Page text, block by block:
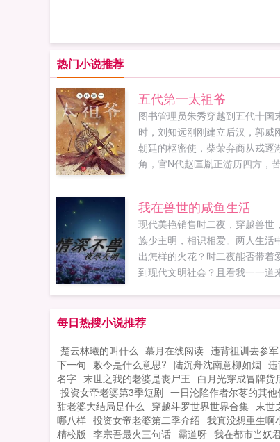
热门小说推荐
五代第一太祖爷
图书管理员朱秀穿越到五代十国
时，刘知远刚刚建立后汉，郭威
朝廷的枢密使，柴荣弃商从戎逐
角，官N代赵匡胤正游历四方，
知道这个时代的所有大腿，郭威
他决定跟随时代大流，一根根挨
紧，最大的梦想是混一个开国功
后，朱秀渐渐发现，最粗大腿竟
己！他才是那个注定结束乱世，
的太祖皇帝！如果您喜欢五代第
我在兽世的咸鱼生活
现代美艳销售时二夜，穿越兽世
族少主明，相识相爱。两人生活
出怎样的火花？时二夜能否带着
到现代文明社会？且看我一一道
每日热搜小说推荐
楚云林曦的叫什么 慕月在线阅读 违背祖训去参军
下一句 敕令是什么意思? 陆沉舟沈南意柳如烟
名字 末世之我的老婆是丧尸王 白月光穿成冒牌货
投资女帝老婆第3季短剧 一日沦陷作者尔苳的其他
甜老婆大结局是什么 穿越斗罗世界世界合集 末世
哪八样 投资女帝老婆第二季介绍 我真没想重生啊
精校版 李宗吾最火三句话 霸道呀 我在都市当妖